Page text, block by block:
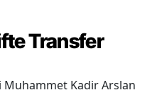
Transfer
Muhammet Kadir Arslan